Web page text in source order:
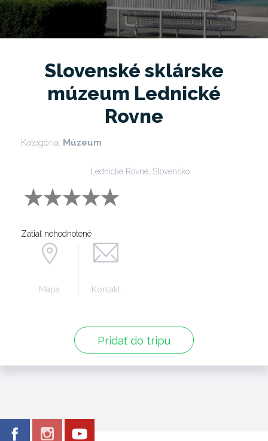
Slovenské sklárske
múzeum Lednické
Rovne
Kategória: Múzeum
Lednické Rovne, Slovensko
Zatiaľ nehodnotené
Pridať do tripu
Mapa Kontakt